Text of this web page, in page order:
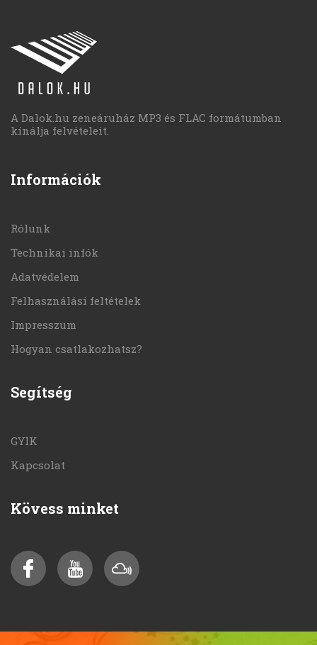
A Dalok.hu zeneáruház MP3 és FLAC formátumban
kínálja felvételeit.
Információk
Rólunk
Technikai infók
Adatvédelem
Felhasználási feltételek
Impresszum
Hogyan csatlakozhatsz?
Segítség
GYIK
Kapcsolat
Kövess minket